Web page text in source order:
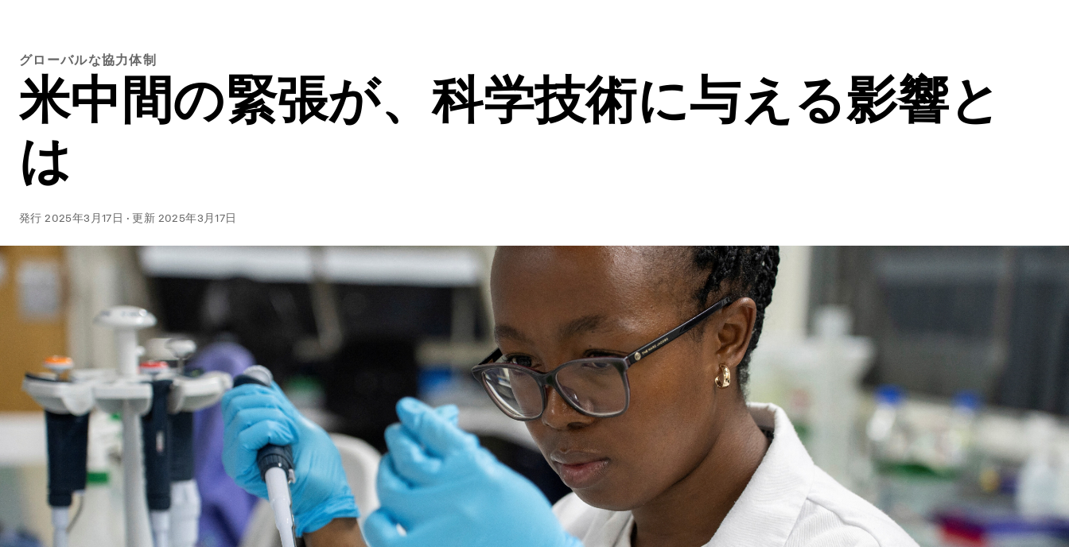
グローバルな協力体制
米中間の緊張が、科学技術に与える影響と
は
発行2025年3月17日 ·更新 2025年3月17日